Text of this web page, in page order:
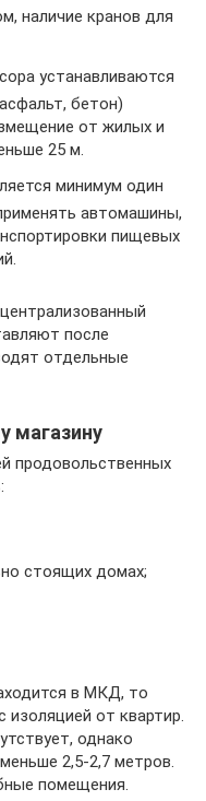
наличие кранов для
устанавливаются
бетон)
от жилых и
25 м.
минимум один
автомашины,
пищевых
после
отдельные
магазину
продовольственных
стоящих домах;
в МКД, то
изоляцией от квартир.
однако
2,5-2,7 метров.
помещения.